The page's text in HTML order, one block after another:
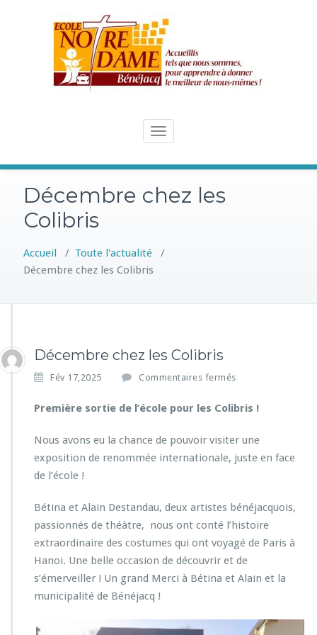
Toggle
Décembre chez les
Colibris
Accueil / Toute l'actualité /
Décembre chez les Colibris
Décembre chez les Colibris
Fév 17,2025 Commentaires fermés
r
c
e
r
c
h
e
z
s
Première sortie de l’école pour les Colibris !
Nous avons eu la chance de pouvoir visiter une
exposition de renommée internationale, juste en face
de l’école !
Bétina et Alain Destandau, deux artistes bénéjacquois,
passionnés de théàtre, nous ont conté l’histoire
extraordinaire des costumes qui ont voyagé de Paris à
Hanoi. Une belle occasion de découvrir et de
s’émerveiller ! Un grand Merci à Bétina et Alain et la
municipalité de Bénéjacq !